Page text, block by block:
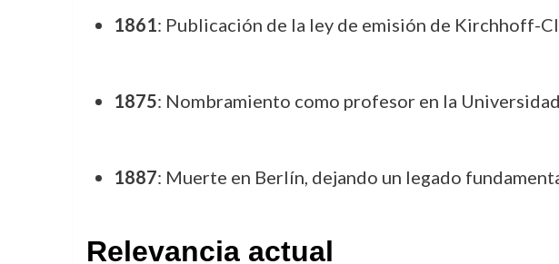
1861: Publicación de la ley de emisión de Kirchhoff-
1875: Nombramiento como profesor en la
1887: Muerte en Berlín, dejando un legado
Relevancia actual